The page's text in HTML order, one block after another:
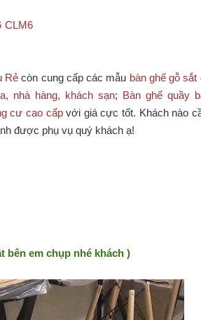
CLM6
Rẻ còn cung cấp các mẫu bàn ghế gỗ sắt
nhà hàng, khách sạn; Bàn ghế quầy
cư cao cấpvới giá cực tốt. Khách nào
được phụ vụ quý khách ạ!
bên em chụp nhé khách )